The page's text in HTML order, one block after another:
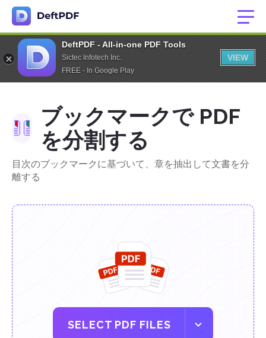
DeftPDF - All-in-one PDF Tools
Sictec Infotech Inc.
FREE - In Google Play
VIEW
ブックマークで PDF
を分割する
目次のブックマークに基づいて、章を抽出して文書を分
離する
SELECT PDF FILES